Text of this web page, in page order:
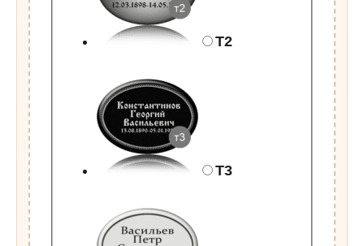
Т2
Т3